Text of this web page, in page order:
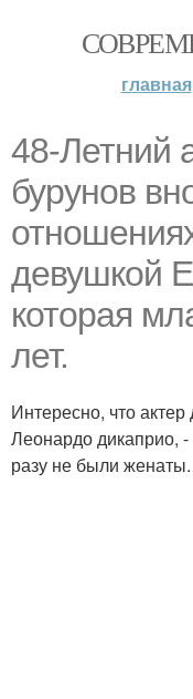
главная
48-Летний
бурунов
девушкой
которая
лет.
Интересно, что
Леонардо дикаприо, -
разу не были женаты.